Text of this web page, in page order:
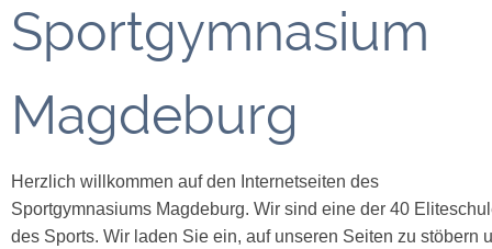
Sportgymnasium
Magdeburg
Herzlich willkommen auf den Internetseiten des
Sportgymnasiums Magdeburg. Wir sind eine der 40
des Sports. Wir laden Sie ein, auf unseren Seiten zu stöbern